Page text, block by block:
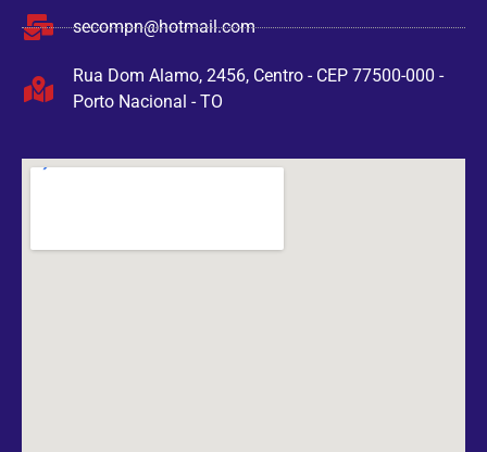
secompn@hotmail.com
Rua Dom Alamo, 2456, Centro - CEP 77500-000 -
Porto Nacional - TO